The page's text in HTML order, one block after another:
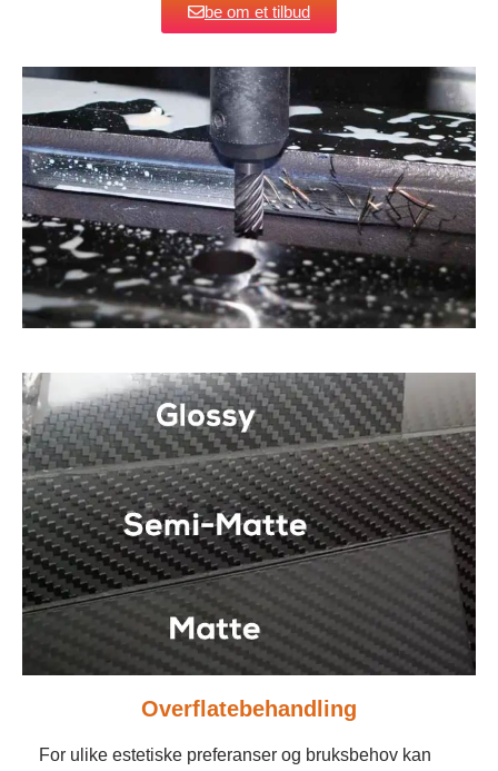
be om et tilbud
Overflatebehandling
For ulike estetiske preferanser og bruksbehov kan